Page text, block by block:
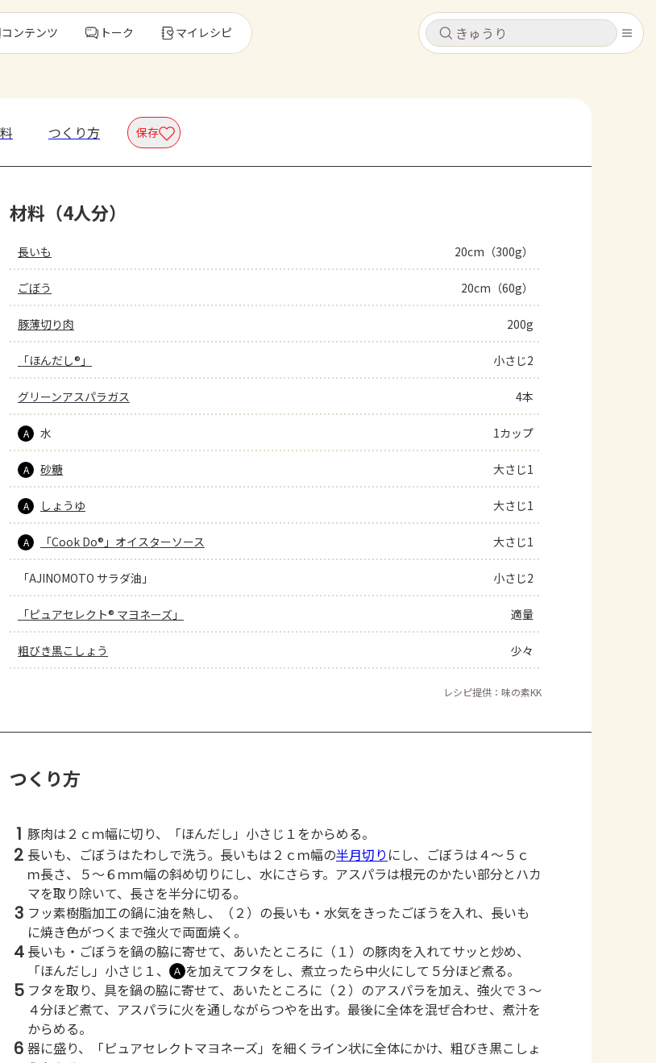
キャンセル
コンテンツ
レシピ
トーク
よくあるお問い合わせ
AJINOMOTO PARK とは
キャンセル
コンテンツ トーク マイレシピ
もっと見る
つくり方 保存
材料（4人分）
長いも 20cm（300g）
ごぼう 20cm（60g）
豚薄切り肉 200g
「ほんだし®」 小さじ2
グリーンアスパラガス 4本
A 水 1カップ
A 砂糖 大さじ1
A しょうゆ 大さじ1
A 「Cook Do®」オイスターソース 大さじ1
「AJINOMOTO サラダ油」 小さじ2
「ピュアセレクト® マヨネーズ」 適量
粗びき黒こしょう 少々
レシピ提供：味の素KK
つくり方
1 豚肉は２ｃｍ幅に切り、「ほんだし」小さじ１をからめる。
2 長いも、ごぼうはたわしで洗う。長いもは２ｃｍ幅の半月切り にし、ごぼうは４～５ｃ
ｍ長さ、５～６ｍｍ幅の斜め切りにし、水にさらす。アスパラは根元のかたい部分とハカ
マを取り除いて、長さを半分に切る。
3 フッ素樹脂加工の鍋に油を熱し、（２）の長いも・水気をきったごぼうを入れ、長いも
に焼き色がつくまで強火で両面焼く。
4 長いも・ごぼうを鍋の脇に寄せて、あいたところに（１）の豚肉を入れてサッと炒め、
「ほんだし」小さじ１、
Ａ を加えてフタをし、煮立ったら中火にして５分ほど煮る。
5 フタを取り、具を鍋の脇に寄せて、あいたところに（２）のアスパラを加え、強火で３～
４分ほど煮て、アスパラに火を通しながらつやを出す。最後に全体を混ぜ合わせ、煮汁を
からめる。
6 器に盛り、「ピュアセレクトマヨネーズ」を細くライン状に全体にかけ、粗びき黒こしょ